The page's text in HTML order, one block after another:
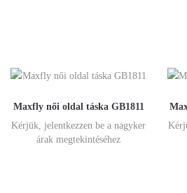
Maxfly női oldal táska GB1811
Kérjük, jelentkezzen be a nagyker
árak megtekintéséhez